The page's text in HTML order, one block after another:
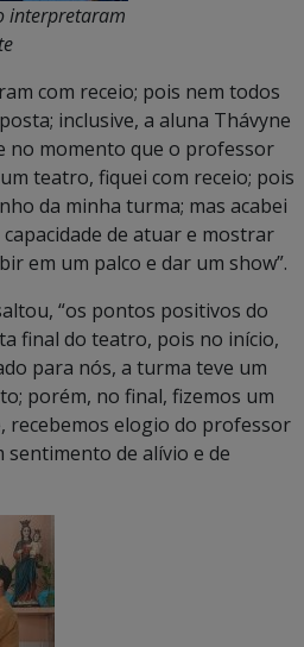
interpretaram
com receio; pois nem todos
inclusive, a aluna Thávyne
no momento que o professor
teatro, fiquei com receio; pois
da minha turma; mas acabei
de atuar e mostrar
em um palco e dar um show”.
“os pontos positivos do
final do teatro, pois no início,
para nós, a turma teve um
porém, no final, fizemos um
recebemos elogio do professor
de alívio e de